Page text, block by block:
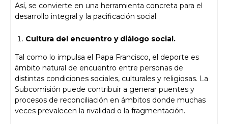
Así, se convierte en una herramienta concreta para el
desarrollo integral y la pacificación social.
Cultura del encuentro y diálogo social.
Tal como lo impulsa el Papa Francisco, el deporte es
ámbito natural de encuentro entre personas de
distintas condiciones sociales, culturales y religiosas. La
Subcomisión puede contribuir a generar puentes y
procesos de reconciliación en ámbitos donde muchas
veces prevalecen la rivalidad o la fragmentación.